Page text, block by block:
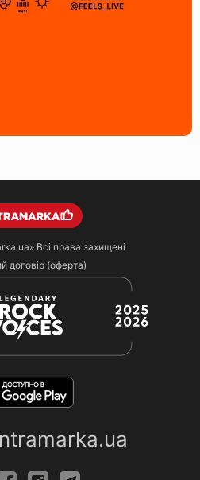
Всі права захищені
договір (оферта)